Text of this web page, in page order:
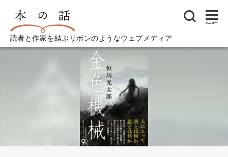
読者と作家を結ぶリボンのようなウェブメディア
メニュー